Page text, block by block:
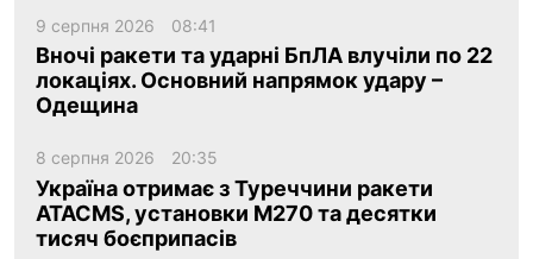
9 серпня 2026 08:41
Вночі ракети та ударні БпЛА влучіли по 22
локаціях. Основний напрямок удару –
Одещина
8 серпня 2026 20:35
Україна отримає з Туреччини ракети
ATACMS, установки M270 та десятки
тисяч боєприпасів